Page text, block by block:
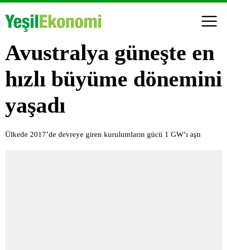
Avustralya güneşte en
hızlı büyüme dönemini
yaşadı
Ülkede 2017’de devreye giren kurulumların gücü 1 GW’ı aştı